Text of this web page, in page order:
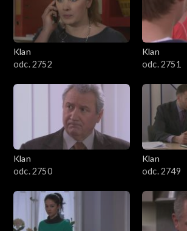
Klan
odc. 2752
Klan
odc. 2751
Klan
odc. 2750
Klan
odc. 2749